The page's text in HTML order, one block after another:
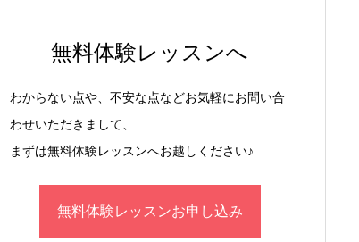
無料体験レッスンへ
わからない点や、不安な点などお気軽にお問い合
わせいただきまして、
まずは無料体験レッスンへお越しください♪
無料体験レッスンお申し込み